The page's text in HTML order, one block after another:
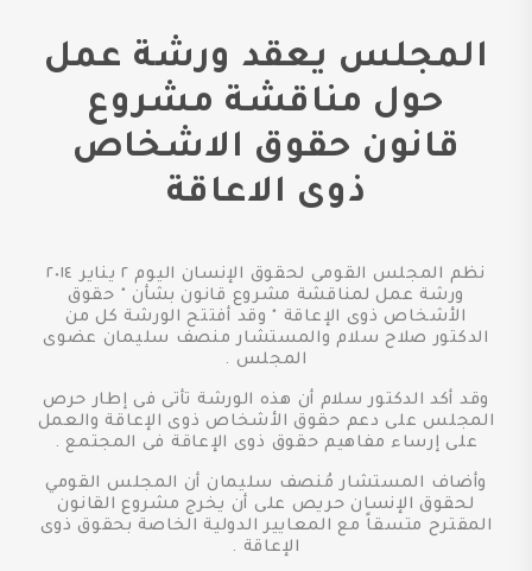
المجلس يعقد ورشة عمل
حول مناقشة مشروع
قانون حقوق الاشخاص
ذوى الاعاقة
نظم المجلس القومى لحقوق الإنسان اليوم ٢ يناير ٢٠١٤
ورشة عمل لمناقشة مشروع قانون بشأن " حقوق
الأشخاص ذوى الإعاقة " وقد أفتتح الورشة كل من
الدكتور صلاح سلام والمستشار منصف سليمان عضوى
المجلس .
وقد أكد الدكتور سلام أن هذه الورشة تأتى فى إطار حرص
المجلس على دعم حقوق الأشخاص ذوى الإعاقة والعمل
على إرساء مفاهيم حقوق ذوى الإعاقة فى المجتمع .
وأضاف المستشار مُنصف سليمان أن المجلس القومي
لحقوق الإنسان حريص على أن يخرج مشروع القانون
المقترح متسقاً مع المعايير الدولية الخاصة بحقوق ذوى
الإعاقة .